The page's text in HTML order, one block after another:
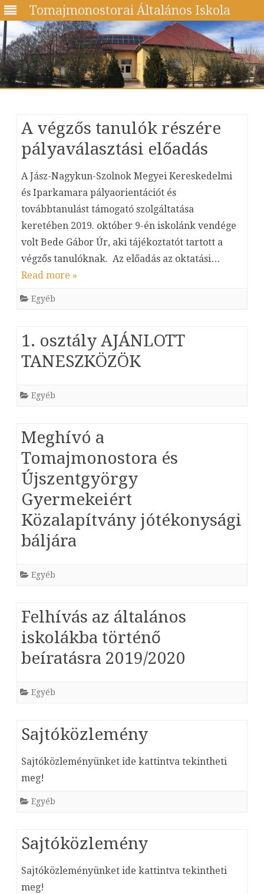
Tomajmonostorai Általános Iskola
A végzős tanulók részére
pályaválasztási előadás
A Jász-Nagykun-Szolnok Megyei Kereskedelmi
és Iparkamara pályaorientációt és
továbbtanulást támogató szolgáltatása
keretében 2019. október 9-én iskolánk vendége
volt Bede Gábor Úr, aki tájékoztatót tartott a
végzős tanulóknak. Az előadás az oktatási…
Read more »
Egyéb
1. osztály AJÁNLOTT
TANESZKÖZÖK
Egyéb
Meghívó a
Tomajmonostora és
Újszentgyörgy
Gyermekeiért
Közalapítvány jótékonysági
báljára
Egyéb
Felhívás az általános
iskolákba történő
beíratásra 2019/2020
Egyéb
Sajtóközlemény
Sajtóközleményünket ide kattintva tekintheti
meg!
Egyéb
Sajtóközlemény
Sajtóközleményünket ide kattintva tekintheti
meg!